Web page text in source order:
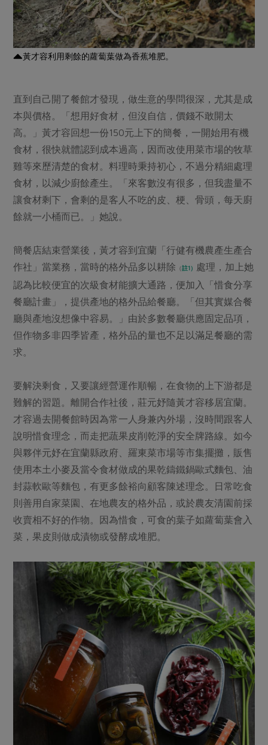
黃才容利用剩餘的蘿蔔葉做為香蕉堆肥。
直到自己開了餐館才發現，做生意的學問很深，尤其是成
本與價格。「想用好食材，但沒自信，價錢不敢開太
高。」黃才容回想一份150元上下的簡餐，一開始用有機
食材，很快就體認到成本過高，因而改使用菜市場的牧草
雞等來歷清楚的食材。料理時秉持初心，不過分精細處理
食材，以減少廚餘產生。「來客數沒有很多，但我盡量不
讓食材剩下，會剩的是客人不吃的皮、梗、骨頭，每天廚
餘就一小桶而已。」她說。
簡餐店結束營業後，黃才容到宜蘭「行健有機農產生產合
作社」當業務，當時的格外品多以耕除 （註1）
處理，加上她
認為比較便宜的次級食材能擴大通路，便加入「惜食分享
餐廳計畫」，提供產地的格外品給餐廳。「但其實媒合餐
廳與產地沒想像中容易。」由於多數餐廳供應固定品項，
但作物多非四季皆產，格外品的量也不足以滿足餐廳的需
求。
要解決剩食，又要讓經營運作順暢，在食物的上下游都是
難解的習題。離開合作社後，莊元妤隨黃才容移居宜蘭。
才容過去開餐館時因為常一人身兼內外場，沒時間跟客人
說明惜食理念，而走把蔬果皮削乾淨的安全牌路線。如今
與夥伴元妤在宜蘭縣政府、羅東菜市場等市集擺攤，販售
使用本土小麥及當令食材做成的果乾鑄鐵鍋歐式麵包、油
封蒜軟歐等麵包，有更多餘裕向顧客陳述理念。日常吃食
則善用自家菜園、在地農友的格外品，或於農友清園前採
收賣相不好的作物。因為惜食，可食的葉子如蘿蔔葉會入
菜，果皮則做成漬物或發酵成堆肥。